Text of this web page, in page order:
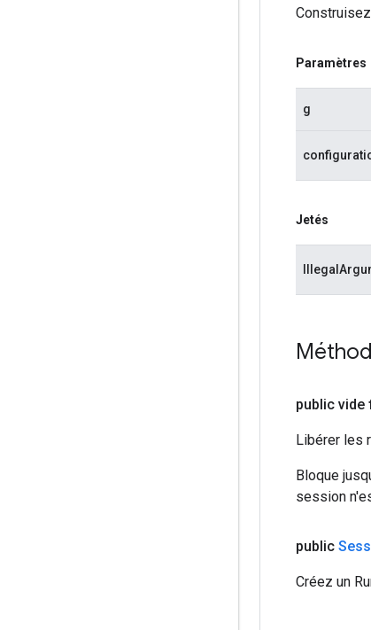
Paramètres
g
Jetés
public vide
Libérer les
Bloque
session
public
Créez un